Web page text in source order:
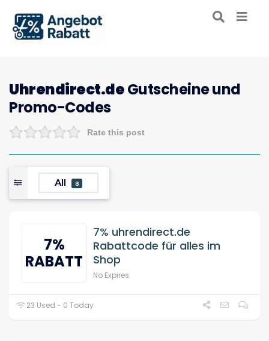
Uhrendirect.deGutscheine und
Promo-Codes
Rate this post
All 8
7%
RABATT
7% uhrendirect.de
Rabattcode für alles im
Shop
No Expires
23 Used - 0 Today